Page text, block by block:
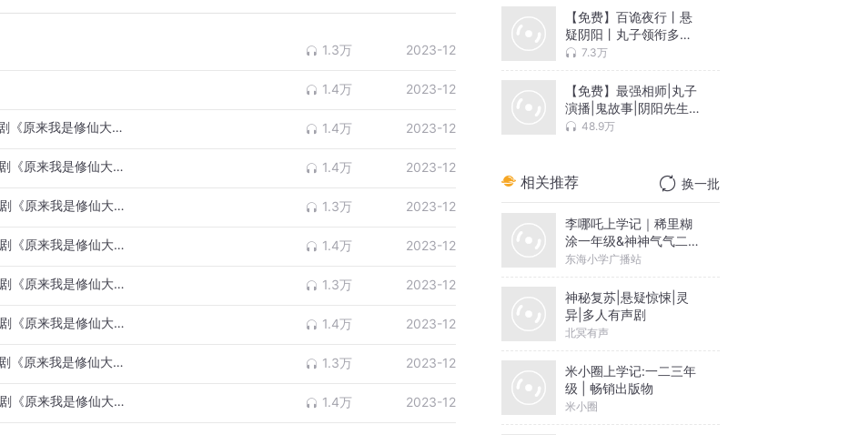
1.3万 2023-12
1.4万 2023-12
校花的贴身高手5531（爆笑修仙多人剧《原来我是修仙大佬》已上架欢迎订阅） 1.4万 2023-12
校花的贴身高手5532（爆笑修仙多人剧《原来我是修仙大佬》已上架欢迎订阅） 1.4万 2023-12
校花的贴身高手5533（爆笑修仙多人剧《原来我是修仙大佬》已上架欢迎订阅） 1.3万 2023-12
校花的贴身高手5534（爆笑修仙多人剧《原来我是修仙大佬》已上架欢迎订阅） 1.4万 2023-12
校花的贴身高手5535（爆笑修仙多人剧《原来我是修仙大佬》已上架欢迎订阅） 1.3万 2023-12
校花的贴身高手5536（爆笑修仙多人剧《原来我是修仙大佬》已上架欢迎订阅） 1.4万 2023-12
校花的贴身高手5537（爆笑修仙多人剧《原来我是修仙大佬》已上架欢迎订阅） 1.3万 2023-12
校花的贴身高手5538（爆笑修仙多人剧《原来我是修仙大佬》已上架欢迎订阅） 1.4万 2023-12
【免费】百诡夜行丨悬
疑阴阳丨丸子领衔多人
有声剧
7.3万
【免费】最强相师|丸子
演播|鬼故事|阴阳先生|
我当道士那些年|恐怖故
48.9万
相关推荐 换一批
李哪吒上学记｜稀里糊
涂一年级&神神气气二年
级
东海小学广播站
神秘复苏|悬疑惊悚|灵
异|多人有声剧
北冥有声
米小圈上学记:一二三年
级 | 畅销出版物
米小圈